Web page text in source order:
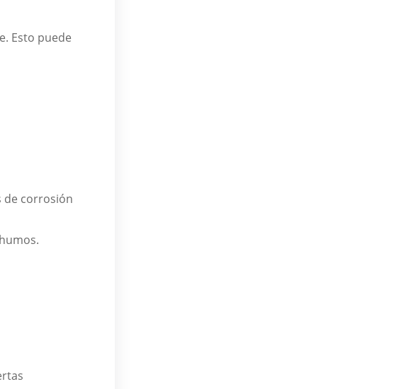
Esto puede
de corrosión